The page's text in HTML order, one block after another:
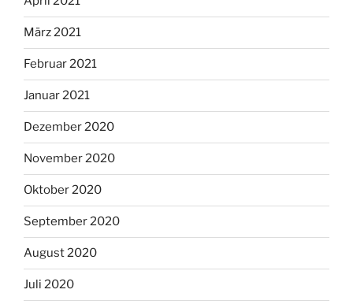
März 2021
Februar 2021
Januar 2021
Dezember 2020
November 2020
Oktober 2020
September 2020
August 2020
Juli 2020